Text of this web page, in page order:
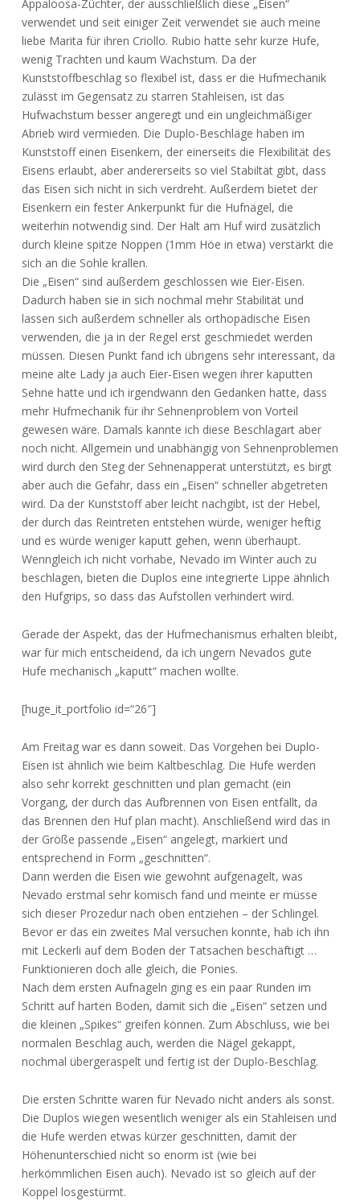
Appaloosa-Züchter, der ausschließlich diese „Eisen“
verwendet und seit einiger Zeit verwendet sie auch meine
liebe Marita für ihren Criollo. Rubio hatte sehr kurze Hufe,
wenig Trachten und kaum Wachstum. Da der
Kunststoffbeschlag so flexibel ist, dass er die Hufmechanik
zulässt im Gegensatz zu starren Stahleisen, ist das
Hufwachstum besser angeregt und ein ungleichmäßiger
Abrieb wird vermieden. Die Duplo-Beschläge haben im
Kunststoff einen Eisenkern, der einerseits die Flexibilität des
Eisens erlaubt, aber andererseits so viel Stabiltät gibt, dass
das Eisen sich nicht in sich verdreht. Außerdem bietet der
Eisenkern ein fester Ankerpunkt für die Hufnägel, die
weiterhin notwendig sind. Der Halt am Huf wird zusätzlich
durch kleine spitze Noppen (1mm Höe in etwa) verstärkt die
sich an die Sohle krallen.
Die „Eisen“ sind außerdem geschlossen wie Eier-Eisen.
Dadurch haben sie in sich nochmal mehr Stabilität und
lassen sich außerdem schneller als orthopädische Eisen
verwenden, die ja in der Regel erst geschmiedet werden
müssen. Diesen Punkt fand ich übrigens sehr interessant, da
meine alte Lady ja auch Eier-Eisen wegen ihrer kaputten
Sehne hatte und ich irgendwann den Gedanken hatte, dass
mehr Hufmechanik für ihr Sehnenproblem von Vorteil
gewesen wäre. Damals kannte ich diese Beschlagart aber
noch nicht. Allgemein und unabhängig von Sehnenproblemen
wird durch den Steg der Sehnenapperat unterstützt, es birgt
aber auch die Gefahr, dass ein „Eisen“ schneller abgetreten
wird. Da der Kunststoff aber leicht nachgibt, ist der Hebel,
der durch das Reintreten entstehen würde, weniger heftig
und es würde weniger kaputt gehen, wenn überhaupt.
Wenngleich ich nicht vorhabe, Nevado im Winter auch zu
beschlagen, bieten die Duplos eine integrierte Lippe ähnlich
den Hufgrips, so dass das Aufstollen verhindert wird.
Gerade der Aspekt, das der Hufmechanismus erhalten bleibt,
war für mich entscheidend, da ich ungern Nevados gute
Hufe mechanisch „kaputt“ machen wollte.
[huge_it_portfolio id=“26″]
Am Freitag war es dann soweit. Das Vorgehen bei Duplo-
Eisen ist ähnlich wie beim Kaltbeschlag. Die Hufe werden
also sehr korrekt geschnitten und plan gemacht (ein
Vorgang, der durch das Aufbrennen von Eisen entfällt, da
das Brennen den Huf plan macht). Anschließend wird das in
der Größe passende „Eisen“ angelegt, markiert und
entsprechend in Form „geschnitten“.
Dann werden die Eisen wie gewohnt aufgenagelt, was
Nevado erstmal sehr komisch fand und meinte er müsse
sich dieser Prozedur nach oben entziehen – der Schlingel.
Bevor er das ein zweites Mal versuchen konnte, hab ich ihn
mit Leckerli auf dem Boden der Tatsachen beschäftigt …
Funktionieren doch alle gleich, die Ponies.
Nach dem ersten Aufnageln ging es ein paar Runden im
Schritt auf harten Boden, damit sich die „Eisen“ setzen und
die kleinen „Spikes“ greifen können. Zum Abschluss, wie bei
normalen Beschlag auch, werden die Nägel gekappt,
nochmal übergeraspelt und fertig ist der Duplo-Beschlag.
Die ersten Schritte waren für Nevado nicht anders als sonst.
Die Duplos wiegen wesentlich weniger als ein Stahleisen und
die Hufe werden etwas kürzer geschnitten, damit der
Höhenunterschied nicht so enorm ist (wie bei
herkömmlichen Eisen auch). Nevado ist so gleich auf der
Koppel losgestürmt.